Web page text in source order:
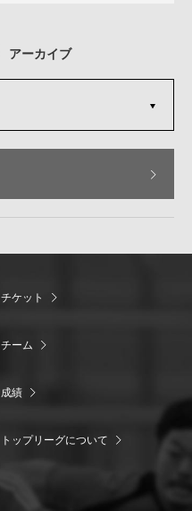
アーカイブ
チケット
チーム
成績
トップリーグについて